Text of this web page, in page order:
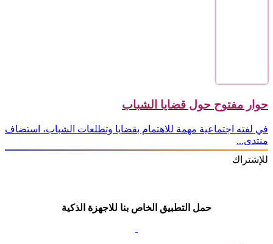
حوار مفتوح حول قضايا الشباب
في لفته اجتماعية مهمة للاهتمام بقضايا وتطلعات الشباب، استضاف
منتدى...
للإشتراك
حمل التطبيق الخاص بنا للاجهزة الذكية